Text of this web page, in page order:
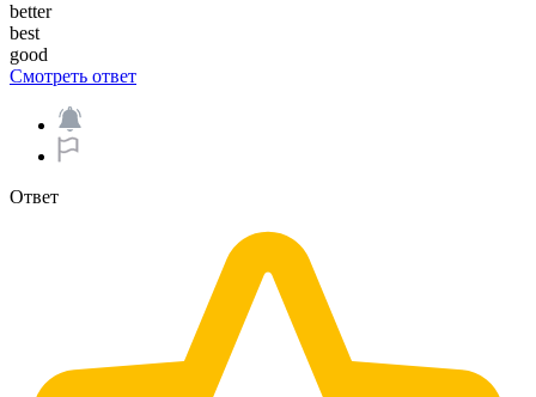
better
best
good
Смотреть ответ
Ответ